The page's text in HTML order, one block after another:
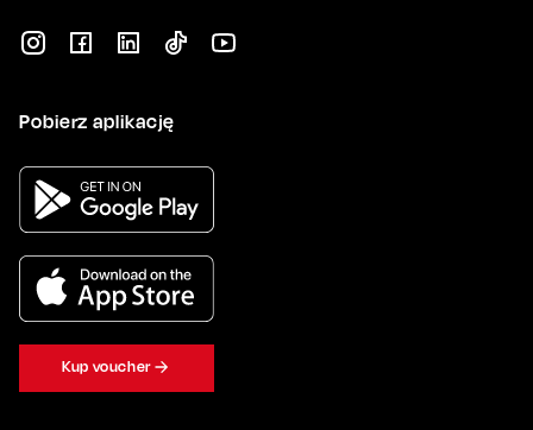
Pobierz aplikację
Kup voucher